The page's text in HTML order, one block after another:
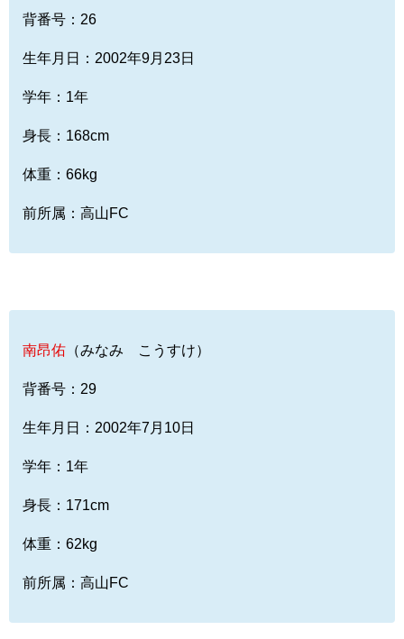
背番号：26
生年月日：2002年9月23日
学年：1年
身長：168cm
体重：66kg
前所属：高山FC
南昂佑 （みなみ こうすけ）
背番号：29
生年月日：2002年7月10日
学年：1年
身長：171cm
体重：62kg
前所属：高山FC